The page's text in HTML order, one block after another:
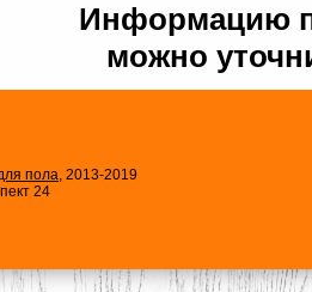
Информацию
можно
пола, 2013-2019
24